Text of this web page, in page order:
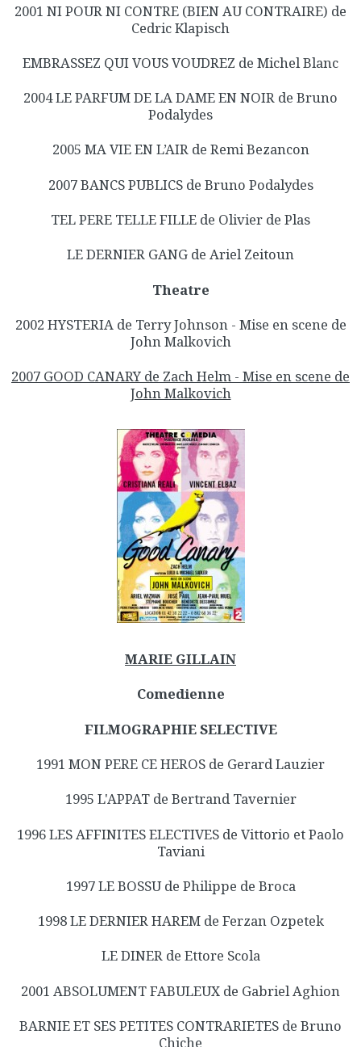
2001 NI POUR NI CONTRE (BIEN AU CONTRAIRE) de
Cedric Klapisch
EMBRASSEZ QUI VOUS VOUDREZ de Michel Blanc
2004 LE PARFUM DE LA DAME EN NOIR de Bruno
Podalydes
2005 MA VIE EN L’AIR de Remi Bezancon
2007 BANCS PUBLICS de Bruno Podalydes
TEL PERE TELLE FILLE de Olivier de Plas
LE DERNIER GANG de Ariel Zeitoun
Theatre
2002 HYSTERIA de Terry Johnson - Mise en scene de
John Malkovich
2007 GOOD CANARY de Zach Helm - Mise en scene de
John Malkovich
MARIE GILLAIN
Comedienne
FILMOGRAPHIE SELECTIVE
1991 MON PERE CE HEROS de Gerard Lauzier
1995 L'APPAT de Bertrand Tavernier
1996 LES AFFINITES ELECTIVES de Vittorio et Paolo
Taviani
1997 LE BOSSU de Philippe de Broca
1998 LE DERNIER HAREM de Ferzan Ozpetek
LE DINER de Ettore Scola
2001 ABSOLUMENT FABULEUX de Gabriel Aghion
BARNIE ET SES PETITES CONTRARIETES de Bruno
Chiche